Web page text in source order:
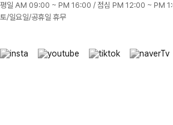
평일 AM 09:00 ~ PM 16:00 / 점심 PM 12:00 ~ PM
토/일요일/공휴일 휴무